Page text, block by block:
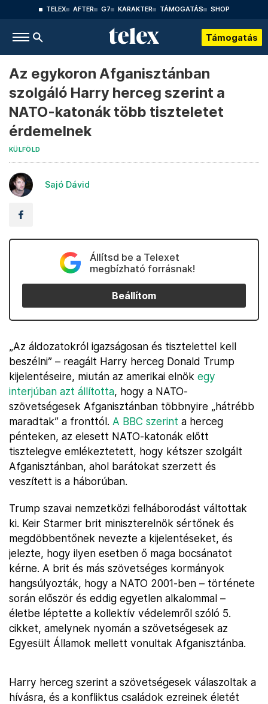
TELEX AFTER G7 KARAKTER TÁMOGATÁS SHOP
Támogatás
Az egykoron Afganisztánban
szolgáló Harry herceg szerint a
NATO-katonák több tiszteletet
érdemelnek
KÜLFÖLD
Sajó Dávid
Állítsd be a Telexet
megbízható forrásnak!
Beállítom
„Az áldozatokról igazságosan és tisztelettel kell
beszélni” – reagált Harry herceg Donald Trump
kijelentéseire, miután az amerikai elnök egy
interjúban azt állította, hogy a NATO-
szövetségesek Afganisztánban többnyire „hátrébb
maradtak” a fronttól. A BBC szerint a herceg
pénteken, az elesett NATO-katonák előtt
tisztelegve emlékeztetett, hogy kétszer szolgált
Afganisztánban, ahol barátokat szerzett és
veszített is a háborúban.
Trump szavai nemzetközi felháborodást váltottak
ki. Keir Starmer brit miniszterelnök sértőnek és
megdöbbentőnek nevezte a kijelentéseket, és
jelezte, hogy ilyen esetben ő maga bocsánatot
kérne. A brit és más szövetséges kormányok
hangsúlyozták, hogy a NATO 2001-ben – története
során először és eddig egyetlen alkalommal –
életbe léptette a kollektív védelemről szóló 5.
cikket, amelynek nyomán a szövetségesek az
Egyesült Államok mellett vonultak Afganisztánba.
Harry herceg szerint a szövetségesek válaszoltak a
hívásra, és a konfliktus családok ezreinek életét